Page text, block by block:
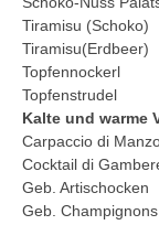
Tiramisu (Schoko)
Tiramisu(Erdbeer)
Topfennockerl
Topfenstrudel
Kalte und warme
Carpaccio di
Cocktail di
Geb. Artischocken
Geb. Champignons